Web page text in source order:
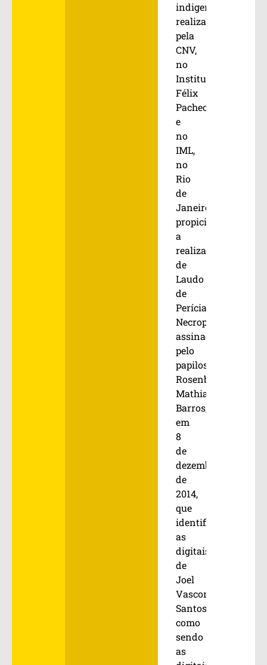
indigentes
realizadas,
pela
CNV,
no
Instituto
Félix
Pacheco
e
no
IML,
no
Rio
de
Janeiro,
propiciaram
a
realização
de
Laudo
de
Perícia
Necropapiloscópica,
assinado
pelo
papiloscopista
Rosenberg
Mathias
Barros,
em
8
de
dezembro
de
2014,
que
identificou
as
digitais
de
Joel
Vasconcelos
Santos
como
sendo
as